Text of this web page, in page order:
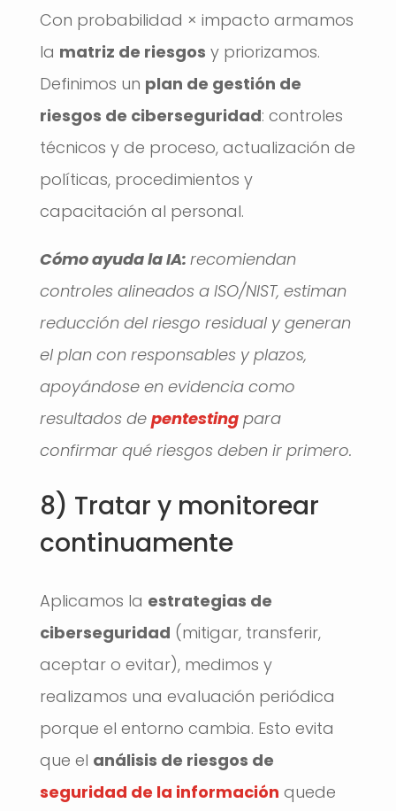
Con probabilidad × impacto armamos
la matriz de riesgos y priorizamos.
Definimos un plan de gestión de
riesgos de ciberseguridad: controles
técnicos y de proceso, actualización de
políticas, procedimientos y
capacitación al personal.
Cómo ayuda la IA: recomiendan
controles alineados a ISO/NIST, estiman
reducción del riesgo residual y generan
el plan con responsables y plazos,
apoyándose en evidencia como
resultados de pentestingpara
confirmar qué riesgos deben ir primero.
8) Tratar y monitorear
continuamente
Aplicamos la estrategias de
ciberseguridad (mitigar, transferir,
aceptar o evitar), medimos y
realizamos una evaluación periódica
porque el entorno cambia. Esto evita
que el análisis de riesgos de
seguridad de la información quede